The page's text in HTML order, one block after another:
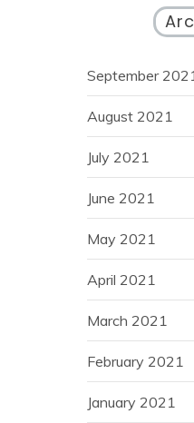
September
August 2021
July 2021
June 2021
May 2021
April 2021
March 2021
February 2021
January 2021